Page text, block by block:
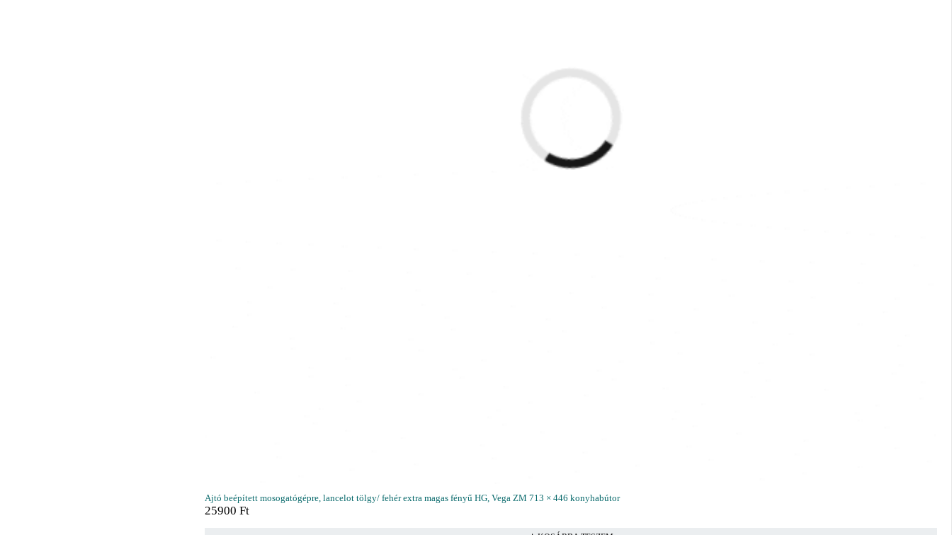
Ajtó beépített mosogatógépre, lancelot tölgy/ fehér extra magas fényű HG, Vega ZM 713 × 446 konyhabútor
25900 Ft